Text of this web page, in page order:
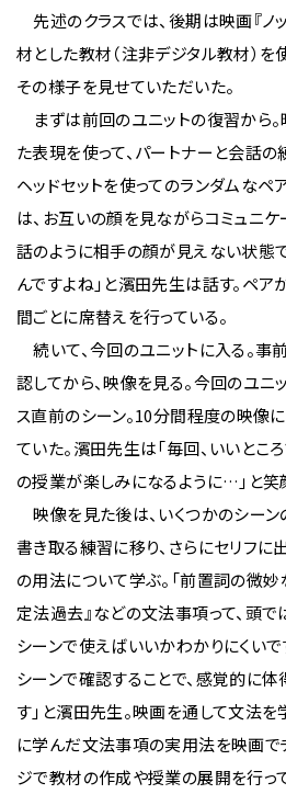
先述のクラスでは、後期は映画『ノ
材とした教材（注非デジタル教材）を
その様子を見せていただいた。
まずは前回のユニットの復習から
た表現を使って、パートナーと会話の
ヘッドセットを使ってのランダムなペ
は、お互いの顔を見ながらコミュニケ
話のように相手の顔が見えない状態
んですよね」と濱田先生は話す。ペア
間ごとに席替えを行っている。
続いて、今回のユニットに入る。
認してから、映像を見る。今回のユニ
ス直前のシーン。10分間程度の映像
ていた。濱田先生は「毎回、いいとこ
の授業が楽しみになるように…」と笑
映像を見た後は、いくつかのシーン
書き取る練習に移り、さらにセリフ
の用法について学ぶ。「前置詞の微妙
定法過去』などの文法事項って、頭で
シーンで使えばいいかわかりにくい
シーンで確認することで、感覚的に体
す」と濱田先生。映画を通して文法を
に学んだ文法事項の実用法を映画で
ジで教材の作成や授業の展開を行って